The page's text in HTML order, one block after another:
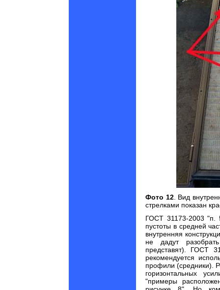
Фото 12. Вид
стрелками показан
ГОСТ 31173-2003 "п.
пустоты в средней
внутренняя
не дадут
представят). ГОСТ
рекомендуется
профили (средники).
горизонтальных
"примеры